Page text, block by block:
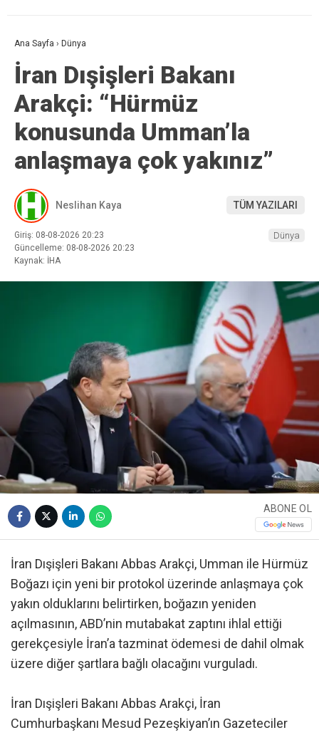
Ana Sayfa › Dünya
İran Dışişleri Bakanı
Arakçi: “Hürmüz
konusunda Umman’la
anlaşmaya çok yakınız”
Neslihan Kaya TÜM YAZILARI
Giriş: 08-08-2026 20:23
Güncelleme: 08-08-2026 20:23
Kaynak: İHA
Dünya
ABONE OL
İran Dışişleri Bakanı Abbas Arakçi, Umman ile Hürmüz
Boğazı için yeni bir protokol üzerinde anlaşmaya çok
yakın olduklarını belirtirken, boğazın yeniden
açılmasının, ABD’nin mutabakat zaptını ihlal ettiği
gerekçesiyle İran’a tazminat ödemesi de dahil olmak
üzere diğer şartlara bağlı olacağını vurguladı.
İran Dışişleri Bakanı Abbas Arakçi, İran
Cumhurbaşkanı Mesud Pezeşkiyan’ın Gazeteciler